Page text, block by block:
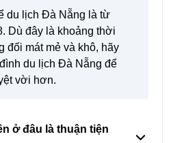
du lịch Đà Nẵng là từ
Dù đây là khoảng thời
đối mát mẻ và khô, hãy
du lịch Đà Nẵng để
vời hơn.
ở đâu là thuận tiện